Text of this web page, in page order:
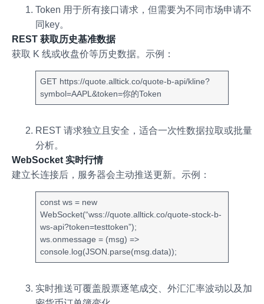
Token 用于所有接口请求，但需要为不同市场申请不
同key。
REST 获取历史基准数据
获取 K 线或收盘价等历史数据。示例：
GET https://quote.alltick.co/quote-b-api/kline?
symbol=AAPL&token=你的Token
REST 请求独立且安全，适合一次性数据拉取或批量
分析。
WebSocket 实时行情
建立长连接后，服务器会主动推送更新。示例：
const ws = new
WebSocket(“wss://quote.alltick.co/quote-stock-b-
ws-api?token=testtoken”);
ws.onmessage = (msg) =>
console.log(JSON.parse(msg.data));
实时推送可覆盖股票逐笔成交、外汇汇率波动以及加